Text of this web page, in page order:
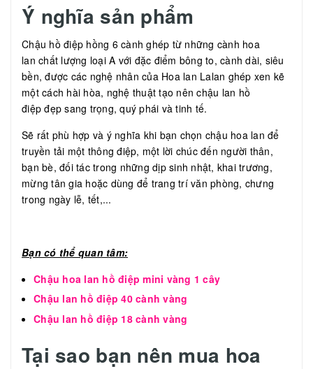
Ý nghĩa sản phẩm
Chậu hồ điệp hồng 6 cành ghép từ những cành hoa
lan chất lượng loại A với đặc điểm bông to, cành dài, siêu
bền, được các nghệ nhân của Hoa lan Lalan ghép xen kẽ
một cách hài hòa, nghệ thuật tạo nên chậu lan hồ
điệp đẹp sang trọng, quý phái và tinh tế.
Sẽ rất phù hợp và ý nghĩa khi bạn chọn chậu hoa lan để
truyền tải một thông điệp, một lời chúc đến người thân,
bạn bè, đối tác trong những dịp sinh nhật, khai trương,
mừng tân gia hoặc dùng để trang trí văn phòng, chưng
trong ngày lễ, tết,...
Bạn có thể quan tâm:
Chậu hoa lan hồ điệp mini vàng 1 cây
Chậu lan hồ điệp 40 cành vàng
Chậu lan hồ điệp 18 cành vàng
Tại sao bạn nên mua hoa